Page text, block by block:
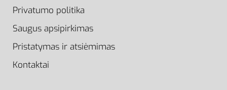
Privatumo politika
Saugus apsipirkimas
Pristatymas ir atsiėmimas
Kontaktai